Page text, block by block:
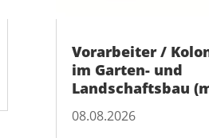
Vorarbeiter /
im Garten- und
Landschaftsbau
08.08.2026